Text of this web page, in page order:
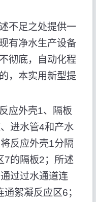
不足之处提供一
有净水生产设备
彻底，自动化程
，本实用新型提
应外壳1、隔板
进水管4和产水
反应外壳1分隔
7的隔板2；所述
过过水通道连
絮凝反应区6；